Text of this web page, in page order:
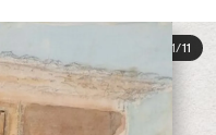
1/11